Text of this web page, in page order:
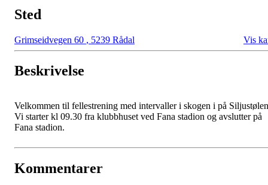
Sted
Grimseidvegen 60 , 5239 Rådal Vis
Beskrivelse
Velkommen til fellestrening med intervaller i skogen i på
Vi starter kl 09.30 fra klubbhuset ved Fana stadion og avslutter på
Fana stadion.
Kommentarer